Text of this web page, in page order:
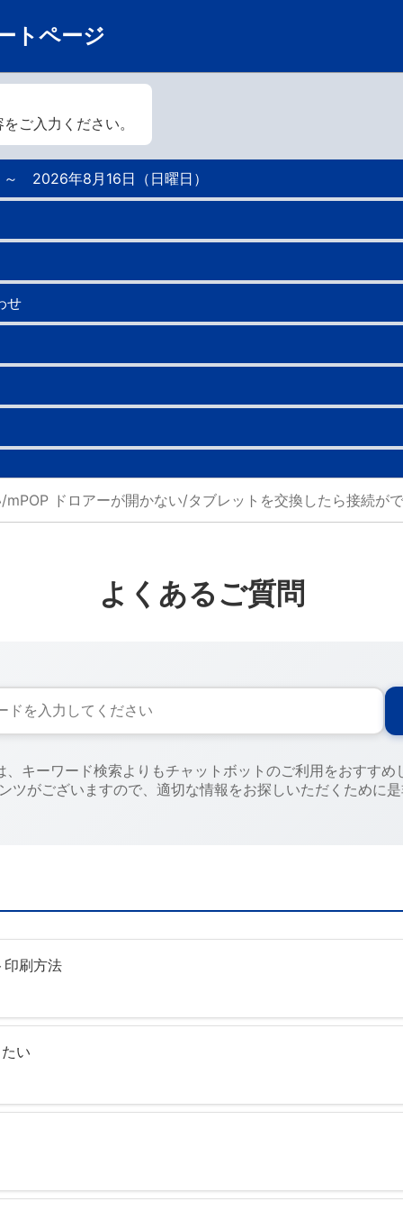
トページ
よくあるご質問
、キーワード検索よりもチャットボットのご利用をおすすめ
ツがございますので、適切な情報をお探しいただくために
印刷方法
い